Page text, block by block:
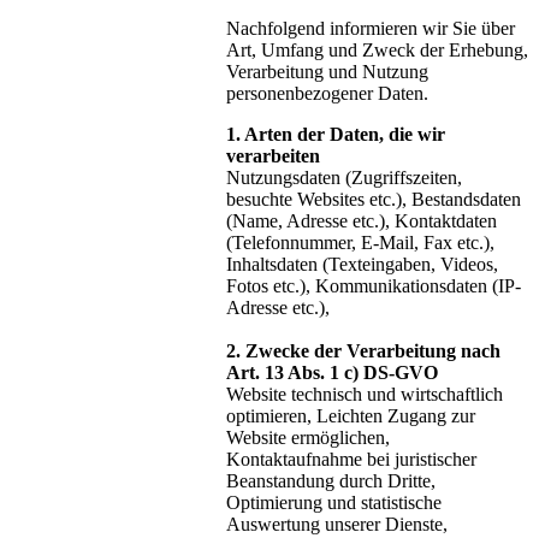
Nachfolgend informieren wir Sie über
Art, Umfang und Zweck der Erhebung,
Verarbeitung und Nutzung
personenbezogener Daten.
1. Arten der Daten, die wir
verarbeiten
Nutzungsdaten (Zugriffszeiten,
besuchte Websites etc.), Bestandsdaten
(Name, Adresse etc.), Kontaktdaten
(Telefonnummer, E-Mail, Fax etc.),
Inhaltsdaten (Texteingaben, Videos,
Fotos etc.), Kommunikationsdaten (IP-
Adresse etc.),
2. Zwecke der Verarbeitung nach
Art. 13 Abs. 1 c) DS-GVO
Website technisch und wirtschaftlich
optimieren, Leichten Zugang zur
Website ermöglichen,
Kontaktaufnahme bei juristischer
Beanstandung durch Dritte,
Optimierung und statistische
Auswertung unserer Dienste,